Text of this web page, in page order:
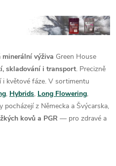
minerální výživa Green House
skladování i transport. Precizně
i květové fáze. V sortimentu
, Hybrids, Long Flowering,
pocházejí z Německa a Švýcarska,
kovů a PGR — pro zdravé a